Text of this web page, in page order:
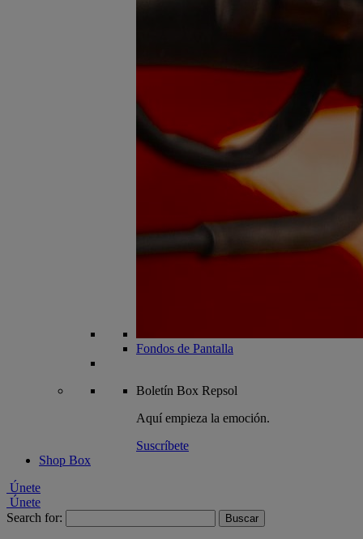
Fondos de Pantalla
Boletín Box Repsol
Aquí empieza la emoción.
Suscríbete
Shop Box
Únete
Únete
Search for: